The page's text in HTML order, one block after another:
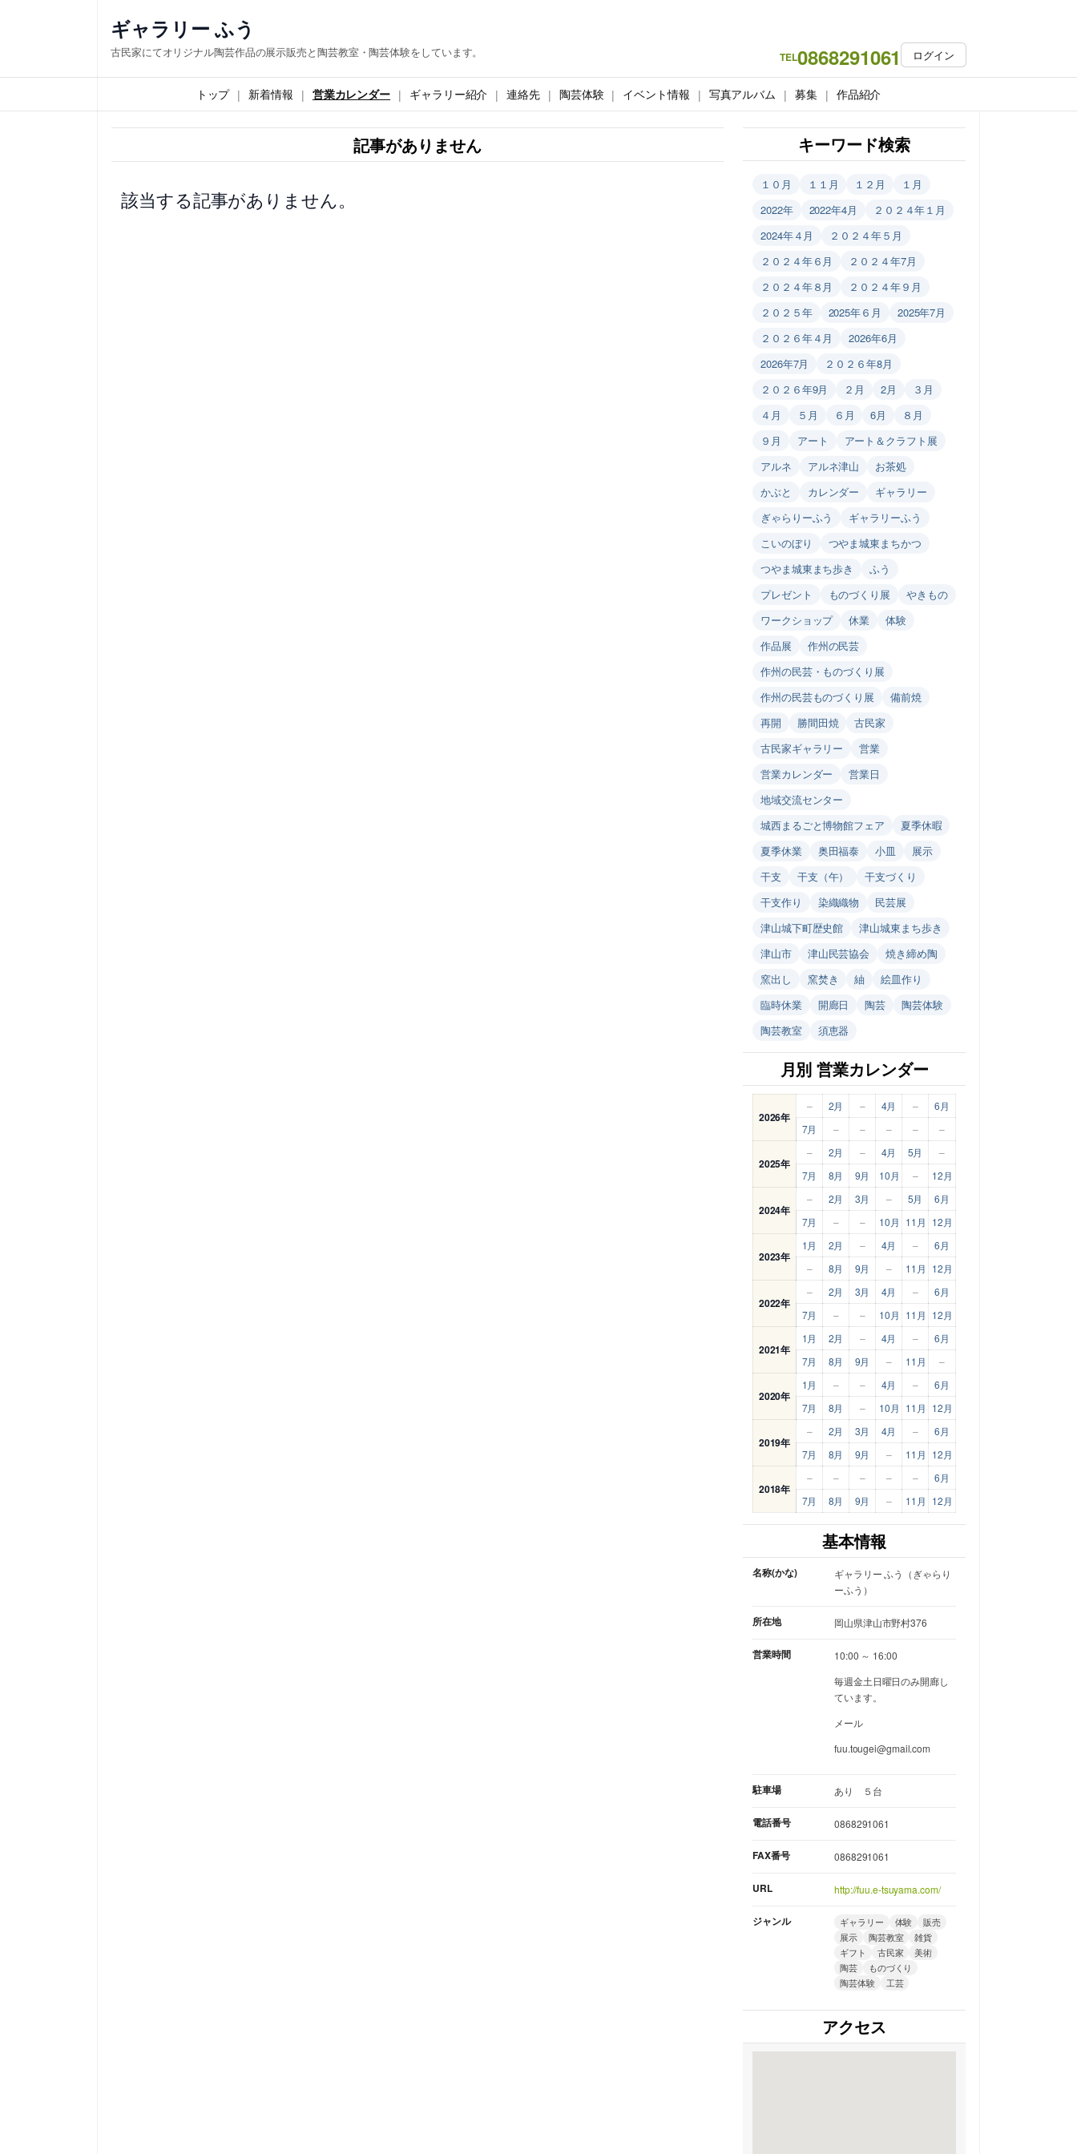
ス
キ
ギャラリー ふう
古民家にてオリジナル陶芸作品の展示販売と陶芸教室・陶芸体験をしています。 TEL0868291061 ログイン
トップ 新着情報 営業カレンダー ギャラリー紹介 連絡先 陶芸体験 イベント情報 写真アルバム 募集 作品紹介
記事がありません
該当する記事がありません。
キーワード検索
１０月 １１月 １２月
１月
2022年
2022年4月
２０２４年１月
2024年４月
２０２４年５月
２０２４年６月
２０２４年7月
２０２４年８月
２０２４年９月
２０２５年
2025年６月
2025年7月
２０２６年４月
2026年6月
2026年7月
２０２６年8月
２０２６年9月
２月 2月
３月
４月
５月 ６月 6月
８月
９月
アート
アート＆クラフト展
アルネ
アルネ津山
お茶処
かぶと
カレンダー
ギャラリー
ぎゃらりーふう
ギャラリーふう
こいのぼり
つやま城東まちかつ
つやま城東まち歩き
ふう
プレゼント
ものづくり展
やきもの
ワークショップ
休業
体験
作品展
作州の民芸
作州の民芸・ものづくり展
作州の民芸ものづくり展
備前焼
再開
勝間田焼
古民家
古民家ギャラリー
営業
営業カレンダー
営業日
地域交流センター
城西まるごと博物館フェア
夏季休暇
夏季休業
奥田福泰 小皿
展示
干支
干支（午）
干支づくり
干支作り
染織織物
民芸展
津山城下町歴史館
津山城東まち歩き
津山市
津山民芸協会
焼き締め陶
窯出し
窯焚き 紬
絵皿作り
臨時休業
開廊日 陶芸
陶芸体験
陶芸教室
須恵器
月別 営業カレンダー
2026年
– 2月 – 4月 –
6月
7月
– – – – –
2025年
– 2月 – 4月 5月
–
7月
8月 9月 10月 – 12月
2024年
– 2月 3月 – 5月
6月
7月
– – 10月 11月 12月
2023年
1月 2月 – 4月 –
6月
–
8月 9月 – 11月 12月
2022年
– 2月 3月 4月 –
6月
7月
– – 10月 11月 12月
2021年
1月 2月 – 4月 –
6月
7月
8月 9月 – 11月 –
2020年
1月 – – 4月 –
6月
7月
8月 – 10月 11月 12月
2019年
– 2月 3月 4月 –
6月
7月
8月 9月 – 11月 12月
2018年
– – – – –
6月
7月
8月 9月 – 11月 12月
基本情報
名称(かな)
ギャラリー ふう（ぎゃらり
ーふう）
所在地 岡山県津山市野村376
営業時間
10:00 ～ 16:00
毎週金土日曜日のみ開廊し
ています。
メール
fuu.tougei@gmail.com
駐車場 あり ５台
電話番号 0868291061
FAX番号 0868291061
URL http://fuu.e-tsuyama.com/
ジャンル ギャラリー 体験
販売
展示
陶芸教室
雑貨
ギフト
古民家
美術
陶芸
ものづくり
陶芸体験
工芸
アクセス